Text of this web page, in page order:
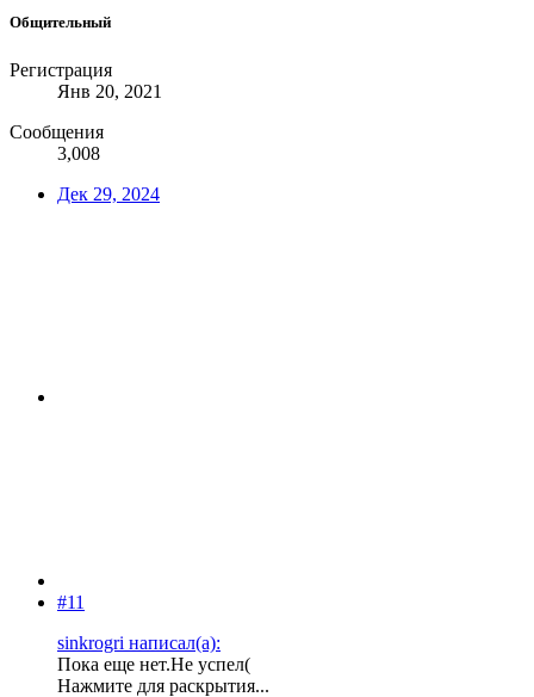
Общительный
Регистрация
Янв 20, 2021
Сообщения
3,008
Дек 29, 2024
#11
sinkrogri написал(а):
Пока еще нет.Не успел(
Нажмите для раскрытия...